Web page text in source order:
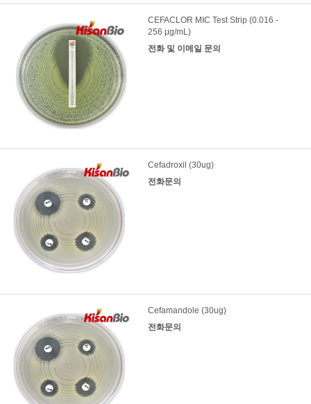
CEFACLOR MIC Test Strip (0.016 -
256 μg/mL)
전화 및 이메일 문의
Cefadroxil (30ug)
전화문의
Cefamandole (30ug)
전화문의